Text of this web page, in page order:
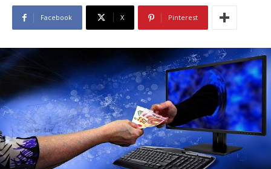
Facebook X Pinterest